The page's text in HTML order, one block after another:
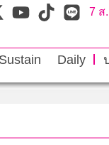
7 ส
Sustain Daily